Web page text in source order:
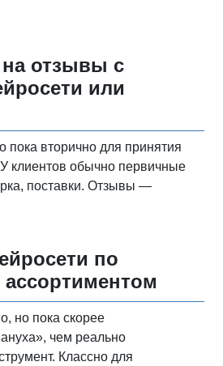
отзывы с
или
пока вторично для принятия
клиентов обычно первичные
поставки. Отзывы —
по
но пока скорее
чем реально
Классно для